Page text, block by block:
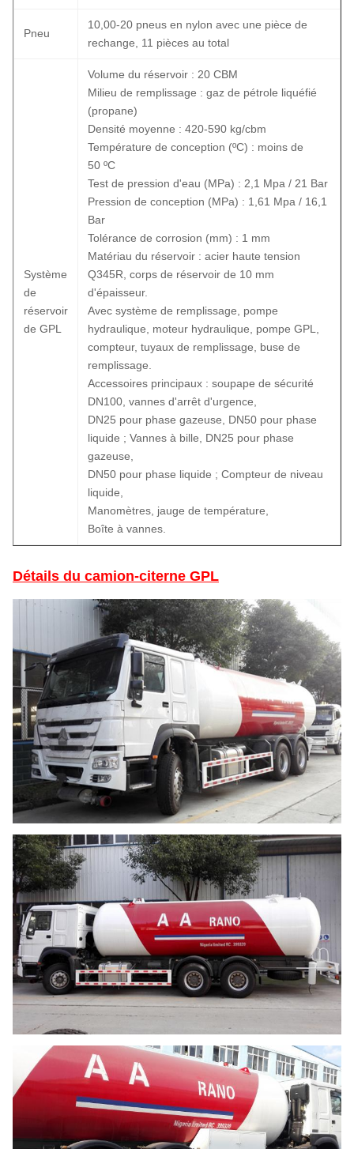
Pneu
10,00-20 pneus en nylon avec une pièce de
rechange, 11 pièces au total
Système
de
réservoir
de GPL
Volume du réservoir : 20 CBM
Milieu de remplissage : gaz de pétrole liquéfié
(propane)
Densité moyenne : 420-590 kg/cbm
Température de conception (ºC) : moins de
50 ºC
Test de pression d'eau (MPa) : 2,1 Mpa / 21 Bar
Pression de conception (MPa) : 1,61 Mpa / 16,1
Bar
Tolérance de corrosion (mm) : 1 mm
Matériau du réservoir : acier haute tension
Q345R, corps de réservoir de 10 mm
d'épaisseur.
Avec système de remplissage, pompe
hydraulique, moteur hydraulique, pompe GPL,
compteur, tuyaux de remplissage, buse de
remplissage.
Accessoires principaux : soupape de sécurité
DN100, vannes d'arrêt d'urgence,
DN25 pour phase gazeuse, DN50 pour phase
liquide ; Vannes à bille, DN25 pour phase
gazeuse,
DN50 pour phase liquide ; Compteur de niveau
liquide,
Manomètres, jauge de température,
Boîte à vannes.
Détails du camion-citerne GPL